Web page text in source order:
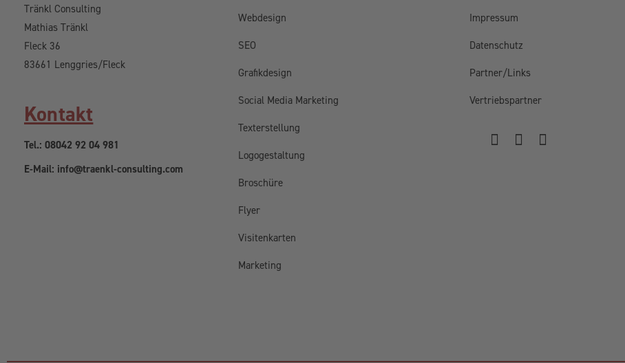
Tränkl Consulting
Mathias Tränkl
Fleck 36
83661 Lenggries/Fleck
Kontakt
Tel.: 08042 92 04 981
E-Mail: info@traenkl-consulting.com
Webdesign
SEO
Grafikdesign
Social Media Marketing
Texterstellung
Logogestaltung
Broschüre
Flyer
Visitenkarten
Marketing
Impressum
Datenschutz
Partner/Links
Vertriebspartner